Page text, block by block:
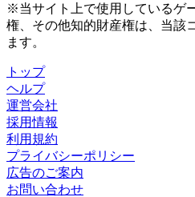
※当サイト上で使用しているゲ
権、その他知的財産権は、当該
ます。
トップ
ヘルプ
運営会社
採用情報
利用規約
プライバシーポリシー
広告のご案内
お問い合わせ